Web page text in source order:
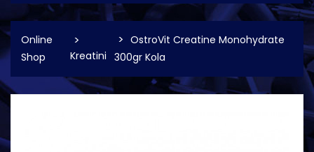
Online
Shop
Kreatini
OstroVit Creatine Monohydrate
300gr Kola